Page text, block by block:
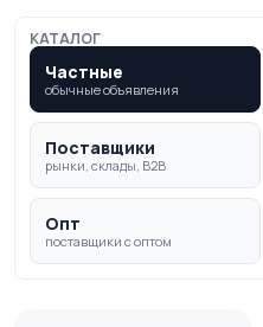
КАТАЛОГ
Частные
обычные объявления
Поставщики
рынки, склады, B2B
Опт
поставщики с оптом